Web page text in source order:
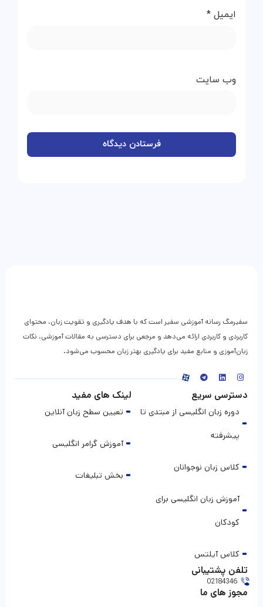
ایمیل *
وب‌ سایت
سفیرمگ رسانه آموزشی سفیر است که با هدف یادگیری و تقویت زبان، محتوای
کاربردی و کاربردی ارائه می‌دهد و مرجعی برای دسترسی به مقالات آموزشی، نکات
زبان‌آموزی و منابع مفید برای یادگیری بهتر زبان محسوب می‌شود.
دسترسی سریع
دوره زبان انگلیسی از مبتدی تا
پیشرفته
کلاس زبان نوجوانان
آموزش زبان انگلیسی برای
کودکان
کلاس آیلتس
لینک های مفید
تعیین سطح زبان آنلاین
آموزش گرامر انگلیسی
بخش تبلیغات
تلفن پشتیبانی
02184346
مجوز های ما